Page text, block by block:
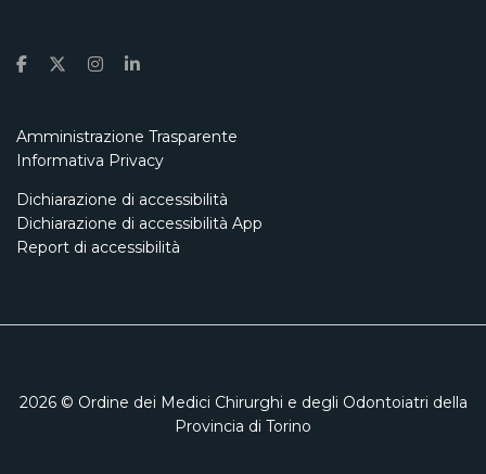
Amministrazione Trasparente
Informativa Privacy
Dichiarazione di accessibilità
Dichiarazione di accessibilità App
Report di accessibilità
2026© Ordine dei Medici Chirurghi e degli Odontoiatri della
Provincia di Torino